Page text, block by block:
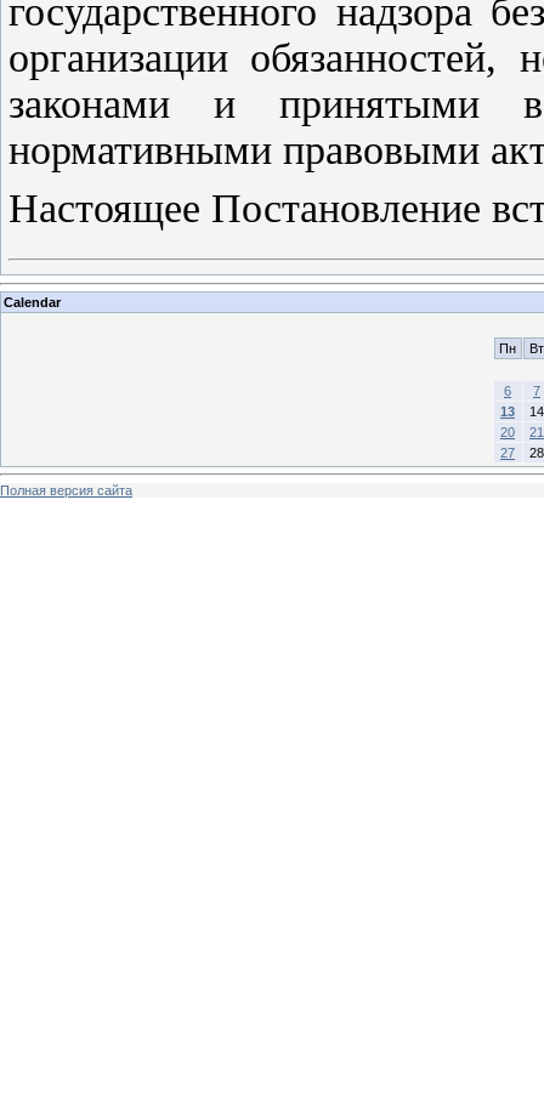
государственного надзора
организации
законами и принятыми
нормативными правовыми
Настоящее Постановление
Calendar
Пн Вт
6
7
13
14
20
21
27
28
Полная версия сайта